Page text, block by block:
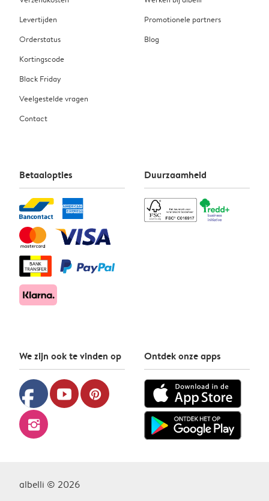
Levertijden
Orderstatus
Kortingscode
Black Friday
Veelgestelde vragen
Contact
Promotionele partners
Blog
Betaalopties Duurzaamheid
We zijn ook te vinden op
facebook youtube pinterest
instagram
Ontdek onze apps
albelli © 2026